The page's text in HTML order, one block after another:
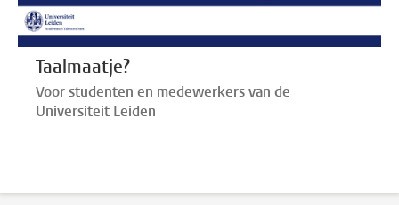
Taalmaatje?
Voor studenten en medewerkers van de
Universiteit Leiden